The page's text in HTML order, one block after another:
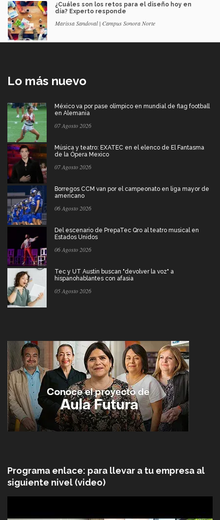
¿Cuáles son los retos para el diseño hoy en
día? Experto responde
Marissa Sandoval | Campus Sonora Norte
Lo más nuevo
México va por pase olímpico en mundial de flag football
en Alemania
07 Agosto 2026
Música y teatro: EXATEC en el elenco de El Fantasma
de la Ópera Mexico
07 Agosto 2026
Borregos CCM van por el campeonato en liga mayor de
americano
06 Agosto 2026
Del escenario de PrepaTec Qro al teatro musical en
Estados Unidos
06 Agosto 2026
Tec y UT Austin buscan "devolver la voz" a
hispanohablantes con afasia
05 Agosto 2026
Programa enlace: para llevar a tu empresa al
siguiente nivel (video)